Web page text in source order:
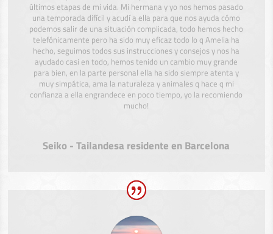
últimos etapas de mi vida. Mi hermana y yo nos hemos pasado
una temporada difícil y acudí a ella para que nos ayuda cómo
podemos salir de una situación complicada, todo hemos hecho
telefónicamente pero ha sido muy eficaz todo lo q Amelia ha
hecho, seguimos todos sus instrucciones y consejos y nos ha
ayudado casi en todo, hemos tenido un cambio muy grande
para bien, en la parte personal ella ha sido siempre atenta y
muy simpática, ama la naturaleza y animales q hace q mi
confianza a ella engrandece en poco tiempo, yo la recomiendo
mucho!
Seiko - Tailandesa residente en Barcelona